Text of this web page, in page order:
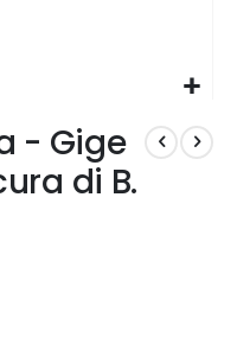
- Gige
di B.